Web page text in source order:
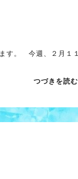
す。 今週、２月１１
つづきを読む